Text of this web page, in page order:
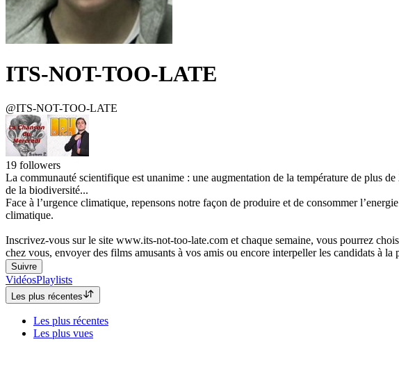
ITS-NOT-TOO-LATE
@ITS-NOT-TOO-LATE
19 followers
La communauté scientifique est unanime : une augmentation de la température de plus
de la biodiversité...
Face à l’urgence climatique, repensons notre façon de produire et de consommer
climatique.
Inscrivez-vous sur le site www.its-not-too-late.com et chaque semaine, vous pourrez
chez vous, envoyer des films amusants à vos amis ou encore interpeller les candidats à la
Suivre
VidéosPlaylists
Les plus récentes
Les plus récentes
Les plus vues